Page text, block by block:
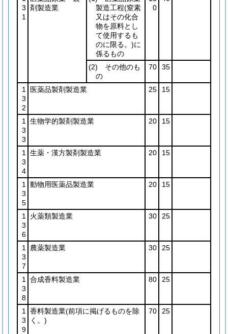
3
1
剤製造業
製造工程(窒素
又はその化合
物を原料とし
て使用するも
のに限る。)に
係るもの
0
(2) その他のも
の
70 35
1
3
2
医薬品製剤製造業 25 15
1
3
3
生物学的製剤製造業 20 15
1
3
4
生薬・漢方製剤製造業 20 15
1
3
5
動物用医薬品製造業 20 15
1
3
6
火薬類製造業 30 25
1
3
7
農薬製造業 30 25
1
3
8
合成香料製造業 80 25
1
3
9
香料製造業(前項に掲げるものを除
く。)
70 25